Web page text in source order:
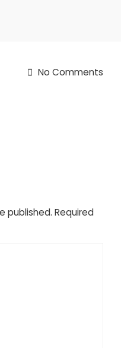
No Comments
published. Required